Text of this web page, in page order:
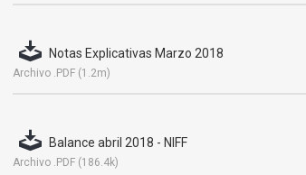
Notas Explicativas Marzo 2018
Archivo .PDF (1.2m)
Balance abril 2018 - NIFF
Archivo .PDF (186.4k)